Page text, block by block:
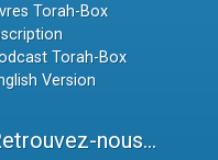
Torah-Box
Torah-Box
Version
nous...